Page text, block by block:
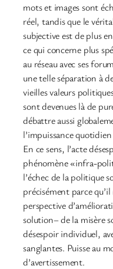
mots et images sont
réel, tandis que le
subjective est de plus
ce qui concerne plus
au réseau avec ses
une telle séparation à
vieilles valeurs
sont devenues là de
débattre aussi
l’impuissance
En ce sens, l’acte
phénomène «infra-
l’échec de la politique
précisément parce
perspective
solution– de la misère
désespoir individuel,
sanglantes. Puisse au
d’avertissement.